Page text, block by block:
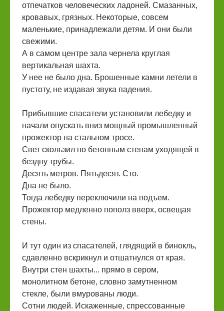
отпечатков человеческих ладоней. Смазанных,
кровавых, грязных. Некоторые, совсем
маленькие, принадлежали детям. И они были
свежими.
А в самом центре зала чернела круглая
вертикальная шахта.
У нее не было дна. Брошенные камни летели в
пустоту, не издавая звука падения.
Прибывшие спасатели установили лебедку и
начали опускать вниз мощный промышленный
прожектор на стальном тросе.
Свет скользил по бетонным стенам уходящей в
бездну трубы.
Десять метров. Пятьдесят. Сто.
Дна не было.
Тогда лебедку переключили на подъем.
Прожектор медленно пополз вверх, освещая
стены.
И тут один из спасателей, глядящий в бинокль,
сдавленно вскрикнул и отшатнулся от края.
Внутри стен шахты... прямо в сером,
монолитном бетоне, словно замутненном
стекле, были вмурованы люди.
Сотни людей. Искаженные, спрессованные